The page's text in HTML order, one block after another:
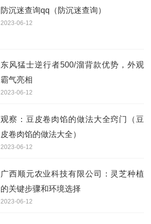
防沉迷查询qq（防沉迷查询）
2023-06-12
东风猛士逆行者500/溜背款优势，外观
霸气亮相
2023-06-12
观察：豆皮卷肉馅的做法大全窍门（豆
皮卷肉馅的做法大全）
2023-06-12
广西顺元农业科技有限公司：灵芝种植
的关键步骤和环境选择
2023-06-12